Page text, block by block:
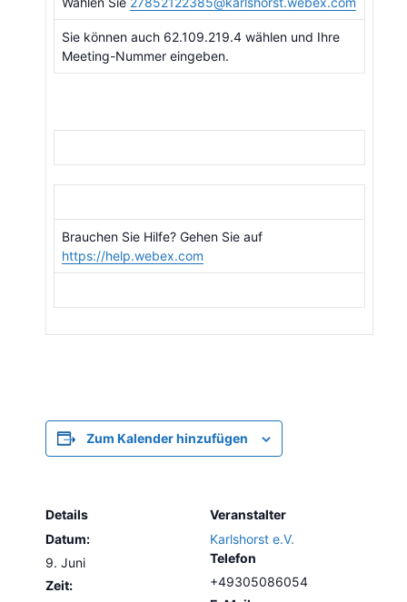
Sie können auch 62.109.219.4 wählen und Ihre
Meeting-Nummer eingeben.
Brauchen Sie Hilfe? Gehen Sie auf
https://help.webex.com
Zum Kalender hinzufügen
Details
Datum:
9. Juni
Zeit:
Veranstalter
Karlshorst e.V.
Telefon
+49305086054